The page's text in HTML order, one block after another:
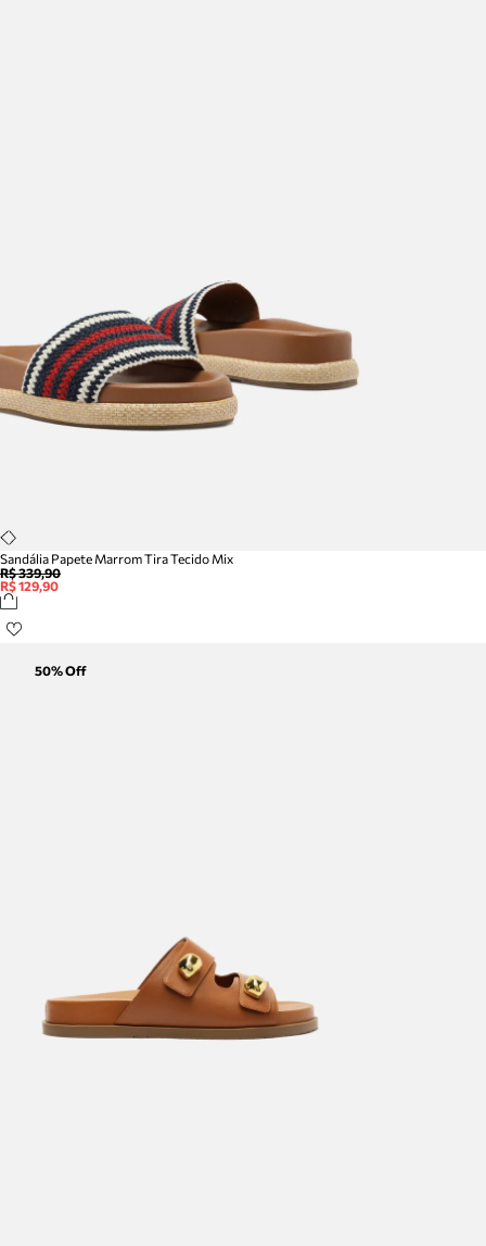
Sandália Papete Marrom Tira Tecido Mix
R$ 339,90
R$ 129,90
50% Off